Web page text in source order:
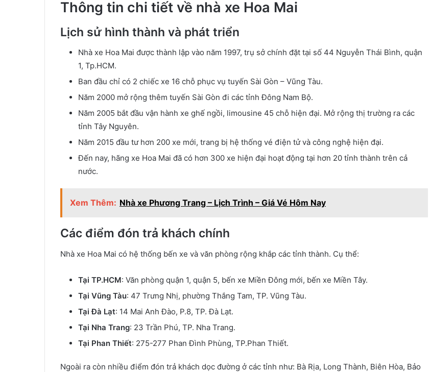
Thông tin chi tiết về nhà xe Hoa Mai
Lịch sử hình thành và phát triển
Nhà xe Hoa Mai được thành lập vào năm 1997, trụ sở chính đặt tại số 44 Nguyễn Thái Bình, quận
1, Tp.HCM.
Ban đầu chỉ có 2 chiếc xe 16 chỗ phục vụ tuyến Sài Gòn – Vũng Tàu.
Năm 2000 mở rộng thêm tuyến Sài Gòn đi các tỉnh Đông Nam Bộ.
Năm 2005 bắt đầu vận hành xe ghế ngồi, limousine 45 chỗ hiện đại. Mở rộng thị trường ra các
tỉnh Tây Nguyên.
Năm 2015 đầu tư hơn 200 xe mới, trang bị hệ thống vé điện tử và công nghệ hiện đại.
Đến nay, hãng xe Hoa Mai đã có hơn 300 xe hiện đại hoạt động tại hơn 20 tỉnh thành trên cả
nước.
Xem Thêm: Nhà xe Phương Trang – Lịch Trình – Giá Vé Hôm Nay
Các điểm đón trả khách chính
Nhà xe Hoa Mai có hệ thống bến xe và văn phòng rộng khắp các tỉnh thành. Cụ thể:
Tại TP.HCM: Văn phòng quận 1, quận 5, bến xe Miền Đông mới, bến xe Miền Tây.
Tại Vũng Tàu: 47 Trưng Nhị, phường Thắng Tam, TP. Vũng Tàu.
Tại Đà Lạt: 14 Mai Anh Đào, P.8, TP. Đà Lạt.
Tại Nha Trang: 23 Trần Phú, TP. Nha Trang.
Tại Phan Thiết: 275-277 Phan Đình Phùng, TP.Phan Thiết.
Ngoài ra còn nhiều điểm đón trả khách dọc đường ở các tỉnh như: Bà Rịa, Long Thành, Biên Hòa, Bảo